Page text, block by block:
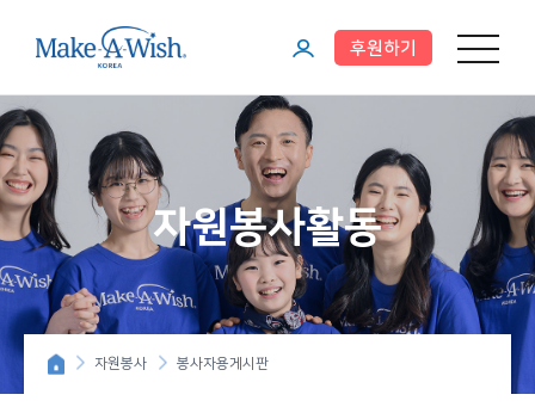
메뉴 열기
이
지
후원하기
자원봉사활동
자원봉사 봉사자용게시판